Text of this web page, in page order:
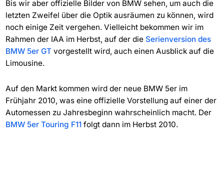
Bis wir aber offizielle Bilder von BMW sehen, um auch die
letzten Zweifel über die Optik ausräumen zu können, wird
noch einige Zeit vergehen. Vielleicht bekommen wir im
Rahmen der IAA im Herbst, auf der die Serienversion des
BMW 5er GTvorgestellt wird, auch einen Ausblick auf die
Limousine.
Auf den Markt kommen wird der neue BMW 5er im
Frühjahr 2010, was eine offizielle Vorstellung auf einer der
Automessen zu Jahresbeginn wahrscheinlich macht. Der
BMW 5er Touring F11folgt dann im Herbst 2010.